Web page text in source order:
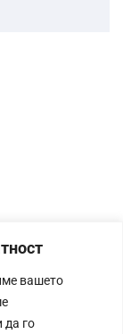
вашето
да го